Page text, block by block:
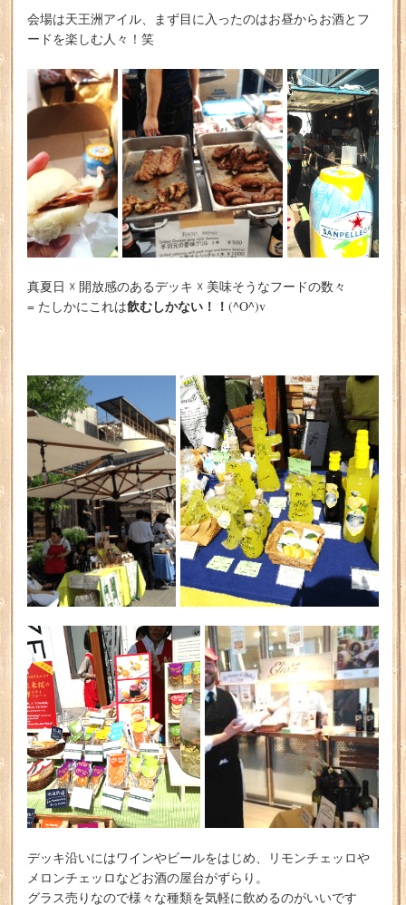
会場は天王洲アイル、まず目に入ったのはお昼からお酒とフ
ードを楽しむ人々！笑
真夏日 ☓ 開放感のあるデッキ ☓ 美味そうなフードの数々
= たしかにこれは飲むしかない！！ (^O^)v
デッキ沿いにはワインやビールをはじめ、リモンチェッロや
メロンチェッロなどお酒の屋台がずらり。
グラス売りなので様々な種類を気軽に飲めるのがいいです